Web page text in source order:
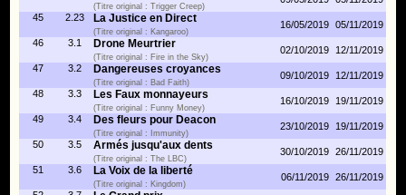
(Titre original : Trigger Creep)
45
2.23 La Justice en Direct
(Titre original : Kangaroo)
16/05/2019 05/11/2019
46
3.1 Drone Meurtrier
(Titre original : Fire in the Sky)
02/10/2019
12/11/2019
47
3.2 Dangereuses croyances
(Titre original : Bad Faith)
09/10/2019
12/11/2019
48
3.3 Les Faux monnayeurs
(Titre original : Funny Money)
16/10/2019
19/11/2019
49
3.4 Des fleurs pour Deacon
(Titre original : Immunity)
23/10/2019
19/11/2019
50
3.5 Armés jusqu'aux dents
(Titre original : The LBC)
30/10/2019 26/11/2019
51
3.6 La Voix de la liberté
(Titre original : Kingdom)
06/11/2019
26/11/2019